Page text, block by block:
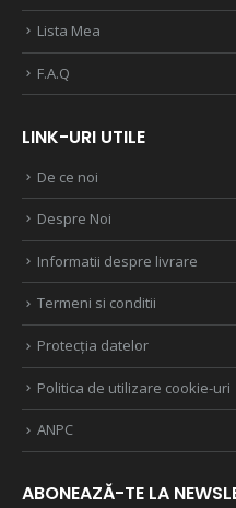
Lista Mea
F.A.Q
LINK-URI UTILE
De ce noi
Despre Noi
Informatii despre livrare
Termeni si conditii
Protecția datelor
Politica de utilizare cookie-uri
ANPC
ABONEAZĂ-TE LA